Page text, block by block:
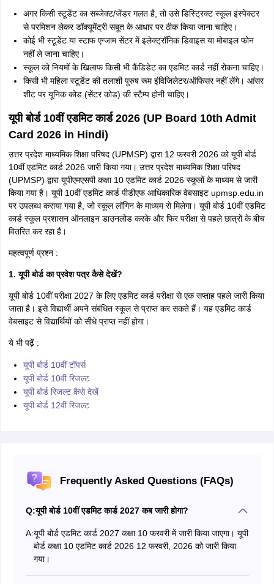
अगर किसी स्टूडेंट का सब्जेक्ट/जेंडर गलत है, तो उसे डिस्ट्रिक्ट स्कूल इंस्पेक्टर
से परमिशन लेकर डॉक्यूमेंट्री सबूत के आधार पर ठीक किया जाना चाहिए।
कोई भी स्टूडेंट या स्टाफ एग्जाम सेंटर में इलेक्ट्रॉनिक डिवाइस या मोबाइल फोन
नहीं ले जाना चाहिए।
स्कूल को नियमों के खिलाफ किसी भी कैंडिडेट का एडमिट कार्ड नहीं रोकना चाहिए।
किसी भी महिला स्टूडेंट की तलाशी पुरुष रूम इंविजिलेटर/ऑफिसर नहीं लेंगे। आंसर
शीट पर यूनिक कोड (सेंटर कोड) की स्टैम्प होनी चाहिए।
यूपी बोर्ड 10वीं एडमिट कार्ड 2026 (UP Board 10th Admit
Card 2026 in Hindi)
उत्तर प्रदेश माध्यमिक शिक्षा परिषद (UPMSP) द्वारा 12 फरवरी 2026 को यूपी बोर्ड
10वीं एडमिट कार्ड 2026 जारी किया गया। उत्तर प्रदेश माध्यमिक शिक्षा परिषद
(UPMSP) द्वारा यूपीएमएसपी कक्षा 10 एडमिट कार्ड 2026 स्कूलों के माध्यम से जारी
किया गया है। यूपी 10वीं एडमिट कार्ड पीडीएफ आधिकारिक वेबसाइट upmsp.edu.in
पर उपलब्ध कराया गया है, जो स्कूल लॉगिन के माध्यम से मिलेगा। यूपी बोर्ड 10वीं एडमिट
कार्ड स्कूल प्रशासन ऑनलाइन डाउनलोड करके और फिर परीक्षा से पहले छात्रों के बीच
वितरित कर रहा है।
महत्वपूर्ण प्रश्न :
1. यूपी बोर्ड का प्रवेश पत्र कैसे देखें?
यूपी बोर्ड 10वीं परीक्षा 2027 के लिए एडमिट कार्ड परीक्षा से एक सप्ताह पहले जारी किया
जाता है। इसे विद्यार्थी अपने संबंधित स्कूल से प्राप्त कर सकते हैं। यह एडमिट कार्ड
वेबसाइट से विद्यार्थियों को सीधे प्राप्त नहीं होगा।
ये भी पढ़ें :
यूपी बोर्ड 10वीं टॉपर्स
यूपी बोर्ड 10वीं रिजल्ट
यूपी बोर्ड रिजल्ट कैसे देखें
यूपी बोर्ड 12वीं रिजल्ट
Frequently Asked Questions (FAQs)
Q:यूपी बोर्ड 10वीं एडमिट कार्ड 2027 कब जारी होगा?
A:यूपी बोर्ड एडमिट कार्ड 2027 कक्षा 10 फरवरी में जारी किया जाएगा। यूपी
बोर्ड कक्षा 10 एडमिट कार्ड 2026 12 फरवरी, 2026 को जारी किया
गया।